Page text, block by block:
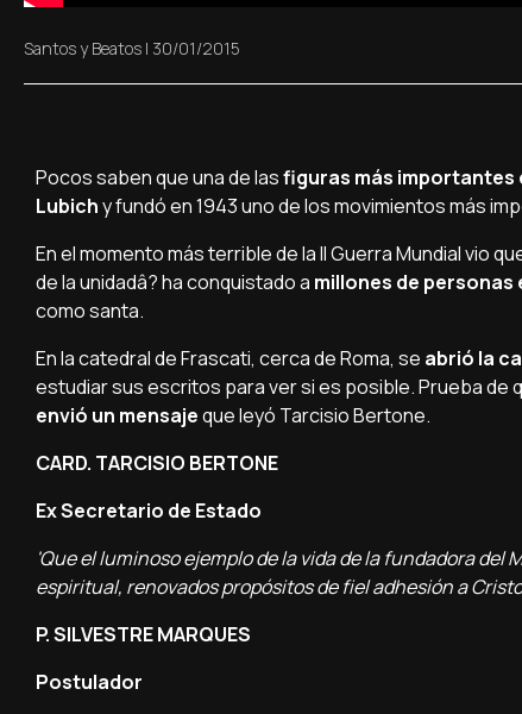
Santos y Beatos | 30/01/2015
Pocos saben que una de lasfiguras más importantes
Lubichy fundó en 1943 uno de los movimientos más
En el momento más terrible de la II Guerra Mundial vio
de la unidadâ? ha conquistado a millones de personas
como santa.
En la catedral de Frascati, cerca de Roma, se abrió la
estudiar sus escritos para ver si es posible. Prueba de
envió un mensajeque leyó Tarcisio Bertone.
CARD. TARCISIO BERTONE
Ex Secretario de Estado
'Que el luminoso ejemplo de la vida de la fundadora
espiritual, renovados propósitos de fiel adhesión a
P. SILVESTRE MARQUES
Postulador